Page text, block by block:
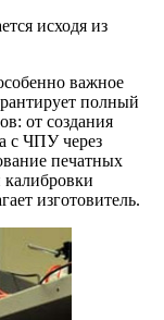
исходя из
важное
полный
от создания
с ЧПУ через
печатных
калибровки
изготовитель.